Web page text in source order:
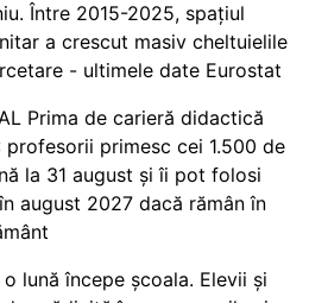
Între 2015-2025, spațiul
a crescut masiv cheltuielile
- ultimele date Eurostat
Prima de carieră didactică
profesorii primesc cei 1.500 de
la 31 august și îi pot folosi
august 2027 dacă rămân în
o lună începe școala. Elevii și